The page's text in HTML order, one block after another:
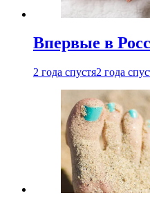
Впервые в
2 года спустя2 года